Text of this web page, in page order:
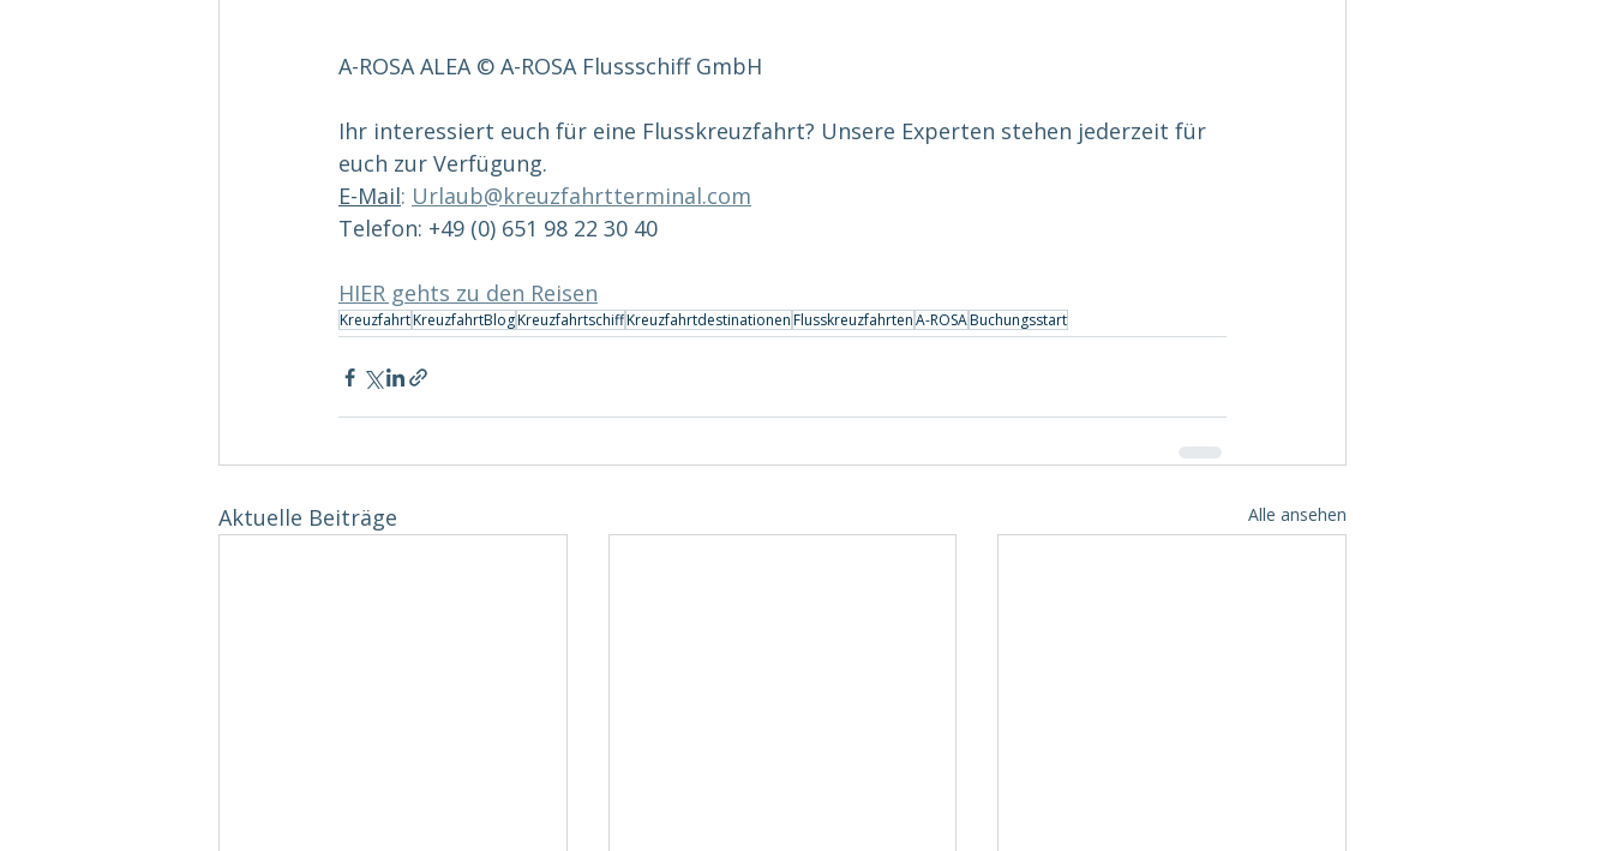
A-ROSA ALEA © A-ROSA Flussschiff GmbH
Ihr interessiert euch für eine Flusskreuzfahrt? Unsere Experten stehen jederzeit für
euch zur Verfügung.
E-Mail: Urlaub@kreuzfahrtterminal.com
Telefon: +49 (0) 651 98 22 30 40
HIER gehts zu den Reisen
KreuzfahrtKreuzfahrtBlogKreuzfahrtschiffKreuzfahrtdestinationenFlusskreuzfahrtenA-ROSABuchungsstart
Aktuelle Beiträge Alle ansehen